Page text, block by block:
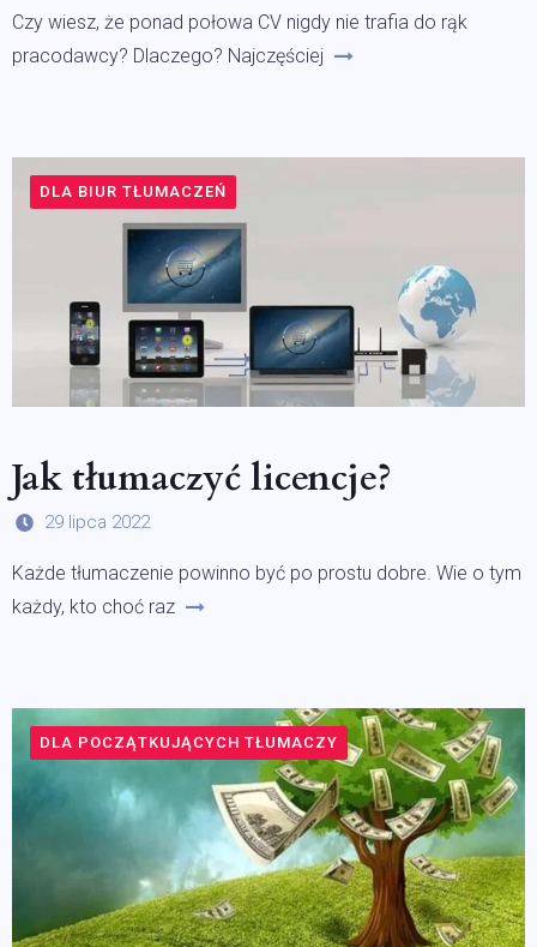
Czy wiesz, że ponad połowa CV nigdy nie trafia do rąk
pracodawcy? Dlaczego? Najczęściej
DLA BIUR TŁUMACZEŃ
Jak tłumaczyć licencje?
29 lipca 2022
Każde tłumaczenie powinno być po prostu dobre. Wie o tym
każdy, kto choć raz
DLA POCZĄTKUJĄCYCH TŁUMACZY